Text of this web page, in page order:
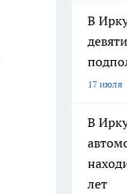
В
17 июля
В
лет